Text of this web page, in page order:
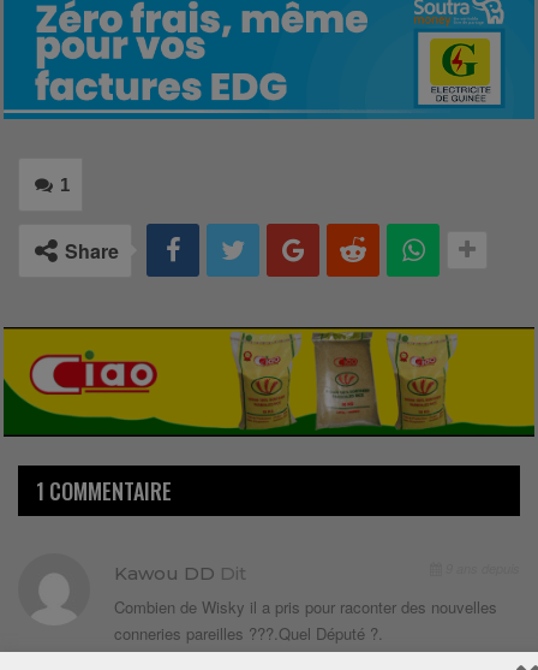
1
Share
1 COMMENTAIRE
Kawou DD Dit
Combien de Wisky il a pris pour raconter des nouvelles
conneries pareilles ???.Quel Député ?.